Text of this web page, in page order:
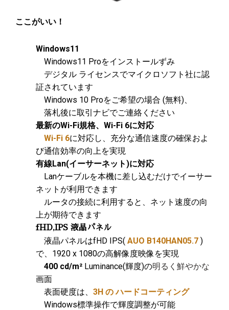
ここがいい！
Windows11
Windows11 Proをインストールずみ
デジタル ライセンスでマイクロソフト社に認
証されています
Windows 10 Proをご希望の場合 (無料)、
落札後に取引ナビでご連絡ください
最新のWi-Fi規格、Wi-Fi 6に対応
Wi-Fi 6に対応し、充分な通信速度の確保およ
び通信効率の向上を実現
有線Lan(イーサーネット)に対応
Lanケーブルを本機に差し込むだけでイーサー
ネットが利用できます
ルータの接続に利用すると、ネット速度の向
上が期待できます
fHD,IPS 液晶パネル
液晶パネルはfHD IPS( AUO B140HAN05.7 )
で、1920 x 1080の高解像度映像を実現
400 cd/m² Luminance(輝度)の明るく鮮やかな
画面
表面硬度は、 3H の ハードコーティング
Windows標準操作で輝度調整が可能